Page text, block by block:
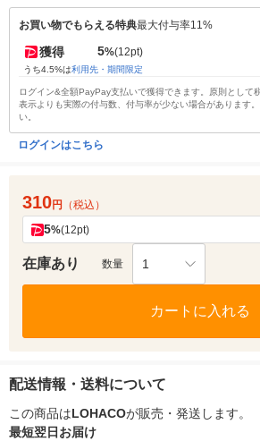
お買い物でもらえる特典最大付与率11%
獲得 5%(12pt)
うち4.5%は利用先・期間限定
ログイン&全額PayPay支払いで獲得できます。原則として
表示よりも実際の付与数、付与率が少ない場合があります
い。
ログインはこちら
310円 （税込）
5%(12pt)
在庫あり 数量 1
カートに入れる
配送情報・送料について
この商品はLOHACOが販売・発送します。
最短翌日お届け